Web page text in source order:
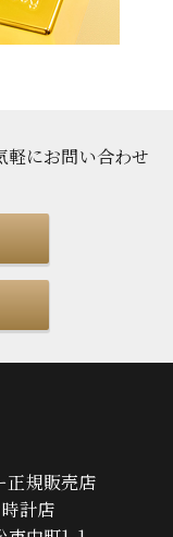
軽にお問い合わせ
正規販売店
計店